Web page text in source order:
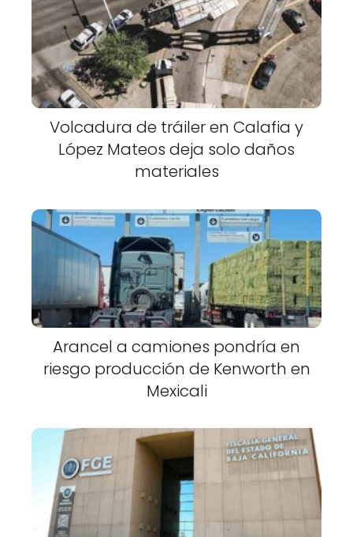
Volcadura de tráiler en Calafia y
López Mateos deja solo daños
materiales
Arancel a camiones pondría en
riesgo producción de Kenworth en
Mexicali